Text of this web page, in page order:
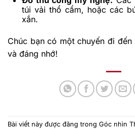
túi vải thổ cẩm, hoặc các
xắn.
Chúc bạn có một chuyến đi
và đáng nhớ!
Bài viết này được đăng trong Góc nhìn